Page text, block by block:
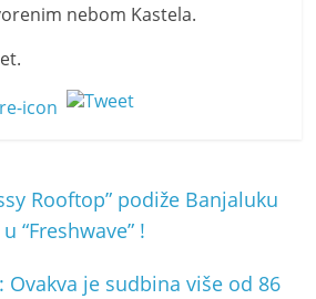
nebom Kastela.
Rooftop” podiže Banjaluku
“Freshwave” !
Ovakva je sudbina više od 86